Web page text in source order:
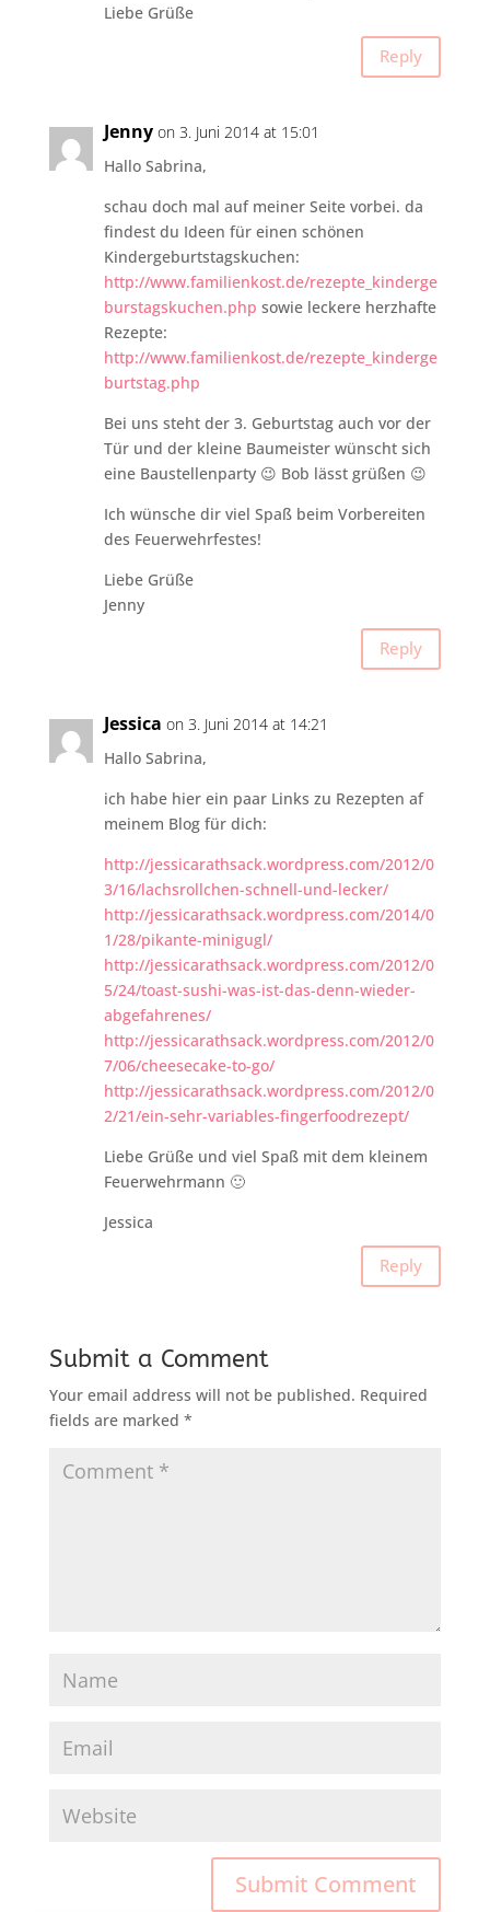
Liebe Grüße
Reply
Jenny on 3. Juni 2014 at 15:01
Hallo Sabrina,
schau doch mal auf meiner Seite vorbei. da
findest du Ideen für einen schönen
Kindergeburtstagskuchen:
http://www.familienkost.de/rezepte_kinderge
burstagskuchen.php sowie leckere herzhafte
Rezepte:
http://www.familienkost.de/rezepte_kinderge
burtstag.php
Bei uns steht der 3. Geburtstag auch vor der
Tür und der kleine Baumeister wünscht sich
eine Baustellenparty 😉 Bob lässt grüßen 😉
Ich wünsche dir viel Spaß beim Vorbereiten
des Feuerwehrfestes!
Liebe Grüße
Jenny
Reply
Jessica on 3. Juni 2014 at 14:21
Hallo Sabrina,
ich habe hier ein paar Links zu Rezepten af
meinem Blog für dich:
http://jessicarathsack.wordpress.com/2012/0
3/16/lachsrollchen-schnell-und-lecker/
http://jessicarathsack.wordpress.com/2014/0
1/28/pikante-minigugl/
http://jessicarathsack.wordpress.com/2012/0
5/24/toast-sushi-was-ist-das-denn-wieder-
abgefahrenes/
http://jessicarathsack.wordpress.com/2012/0
7/06/cheesecake-to-go/
http://jessicarathsack.wordpress.com/2012/0
2/21/ein-sehr-variables-fingerfoodrezept/
Liebe Grüße und viel Spaß mit dem kleinem
Feuerwehrmann 🙂
Jessica
Reply
Submit a Comment
Your email address will not be published. Required
fields are marked *